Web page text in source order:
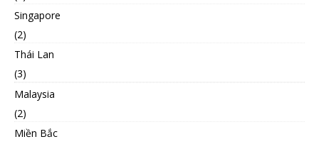
Singapore
(2)
Thái Lan
(3)
Malaysia
(2)
Miền Bắc